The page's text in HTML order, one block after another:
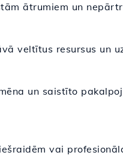
ātrumiem un
veltītus resursus un
un saistīto
vai